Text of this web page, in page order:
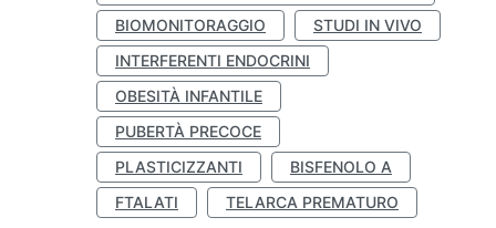
BIOMONITORAGGIO
STUDI IN VIVO
INTERFERENTI ENDOCRINI
OBESITÀ INFANTILE
PUBERTÀ PRECOCE
PLASTICIZZANTI
BISFENOLO A
FTALATI
TELARCA PREMATURO